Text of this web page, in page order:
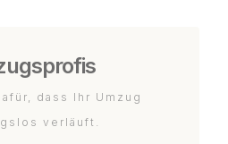
dass Ihr Umzug
verläuft.